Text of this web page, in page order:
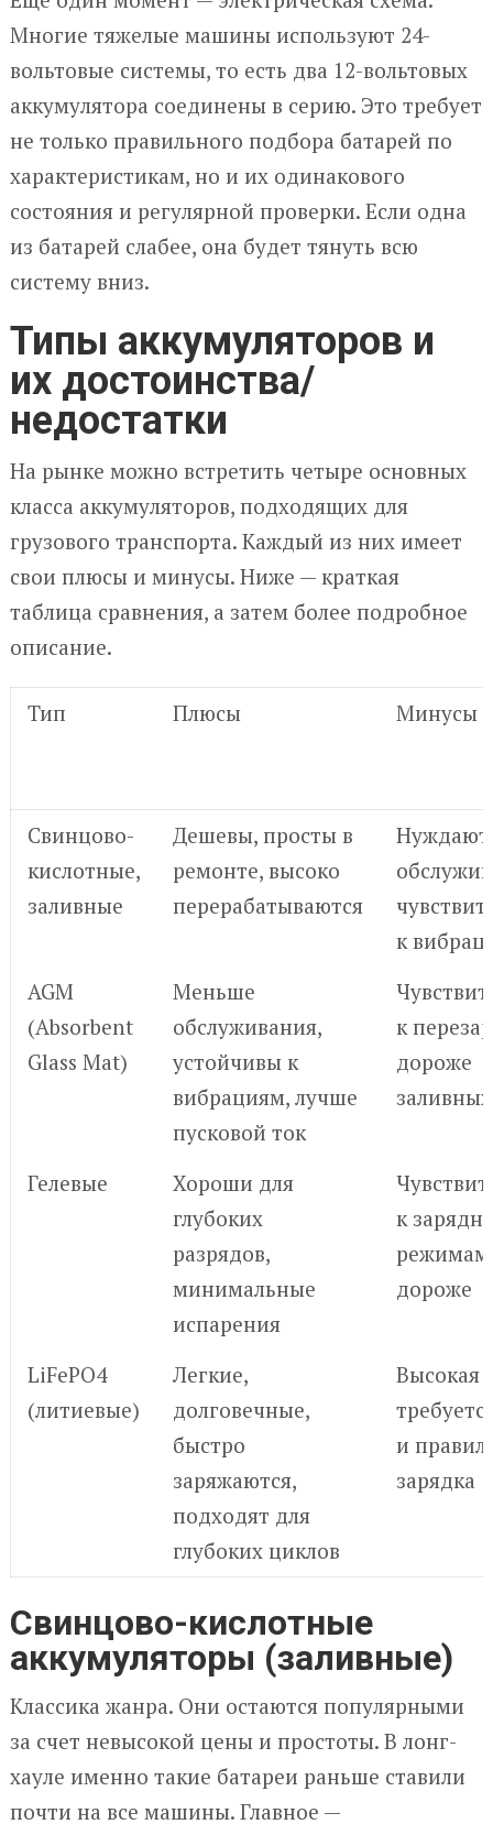
Многие тяжелые машины используют 24-
вольтовые системы, то есть два 12-вольтовых
аккумулятора соединены в серию. Это требует
не только правильного подбора батарей по
характеристикам, но и их одинакового
состояния и регулярной проверки. Если одна
из батарей слабее, она будет тянуть всю
систему вниз.
Типы аккумуляторов и
их достоинства/
недостатки
На рынке можно встретить четыре основных
класса аккумуляторов, подходящих для
грузового транспорта. Каждый из них имеет
свои плюсы и минусы. Ниже — краткая
таблица сравнения, а затем более подробное
описание.
Тип Плюсы Минусы
Свинцово-
кислотные,
заливные
Дешевы, просты в
ремонте, высоко
перерабатываются
к
AGM
(Absorbent
Glass Mat)
Меньше
обслуживания,
устойчивы к
вибрациям, лучше
пусковой ток
к
дороже
заливных
Гелевые
Хороши для
глубоких
разрядов,
минимальные
испарения
к
режимам,
дороже
LiFePO4
(литиевые)
Легкие,
долговечные,
быстро
заряжаются,
подходят для
глубоких циклов
Высокая
и
зарядка
Свинцово-кислотные
аккумуляторы (заливные)
Классика жанра. Они остаются популярными
за счет невысокой цены и простоты. В лонг-
хауле именно такие батареи раньше ставили
почти на все машины. Главное —